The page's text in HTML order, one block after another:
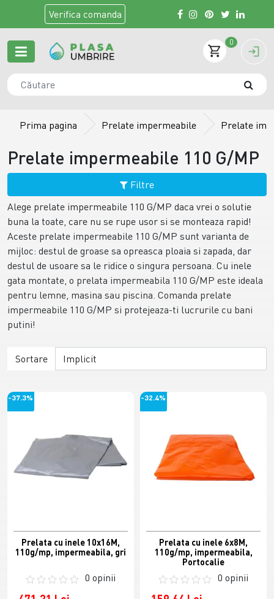
Verifica comanda
0
Prima pagina Prelate impermeabile Prelate
Prelate impermeabile 110 G/MP
Filtre
Alege prelate impermeabile 110 G/MP daca vrei o solutie
buna la toate, care nu se rupe usor si se monteaza rapid!
Aceste prelate impermeabile 110 G/MP sunt varianta de
mijloc: destul de groase sa opreasca ploaia si zapada, dar
destul de usoare sa le ridice o singura persoana. Cu inele
gata montate, o prelata impermeabila 110 G/MP este ideala
pentru lemne, masina sau piscina. Comanda prelate
impermeabile 110 G/MP si protejeaza-ti lucrurile cu bani
putini!
Sortare
-37.3%
Prelata cu inele 10x16M,
110g/mp, impermeabila, gri
0 opinii
-32.4%
Prelata cu inele 6x8M,
110g/mp, impermeabila,
Portocalie
0 opinii